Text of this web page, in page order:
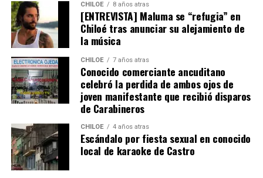
CHILOE 8 años atras
[ENTREVISTA] Maluma se “refugia” en
Chiloé tras anunciar su alejamiento de
la música
CHILOE 7 años atras
Conocido comerciante ancuditano
celebró la perdida de ambos ojos de
joven manifestante que recibió disparos
de Carabineros
CHILOE 4 años atras
Escándalo por fiesta sexual en conocido
local de karaoke de Castro